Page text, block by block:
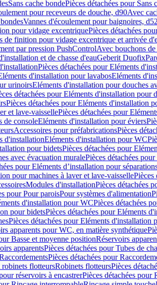
Sans cache bondePièces détachées pour Sans
pour receveurs de douche, d90Avec
Vannes d'écoulement pour baignoires, d52
pour vidage excentriquePièces détachées
de finition pour vidage excentrique et arrivée
par pression PushControlAvec bouchons
et de chasse d'eauGeberit Duofix
Pièces détachées pour Eléments
d'installation pour lavabosEléments
urinoirsEléments d'installation pour douches
détachées pour Eléments d'installation pour
Pièces détachées pour Eléments d'installation
et lave-vaissellePièces détachées pour
de consoleEléments d'installation pour éviers
Accessoires pour préfabricationsPièces
d'installationEléments d'installation pour WC
pour bidetsPièces détachées pour
avec évacuation muralePièces détachées
pour Eléments d’installation pour
pour machines à laver et lave-vaissellePièces
Modules d'installationPièces détachées
pour Pour paroisPour systèmes d'alimentation
d'installation pour WCPièces détachées
pour bidetsPièces détachées pour Eléments
Pièces détachées pour Eléments d'installation
apparents pour WC, en matière synthétique
Basse et moyenne positionRéservoirs
apparentsPièces détachées pour Tubes de
Pièces détachées pour
robinets flotteursRobinets flotteursPièces
réservoirs à encastrerPièces détachées pour